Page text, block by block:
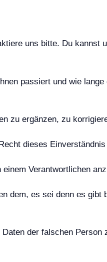
uns bitte. Du kannst
passiert und wie
zu ergänzen, zu
dieses
Verantwortlichen
dem, es sei denn es gibt
der falschen Person